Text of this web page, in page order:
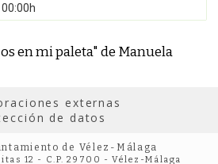
en mi paleta" de Manuela
externas
de datos
de Vélez-Málaga
12 - C.P. 29700 - Vélez-Málaga